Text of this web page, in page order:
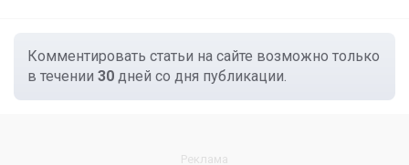
Комментировать статьи на сайте возможно только
в течении 30 дней со дня публикации.